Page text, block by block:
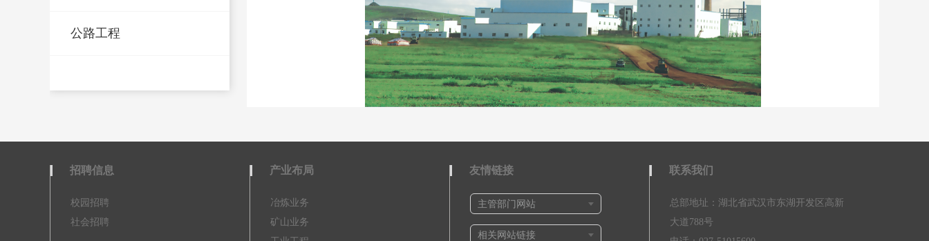
公路工程
招聘信息
校园招聘
社会招聘
产业布局
冶炼业务
矿山业务
友情链接 联系我们
总部地址：湖北省武汉市东湖开发区高新
大道788号